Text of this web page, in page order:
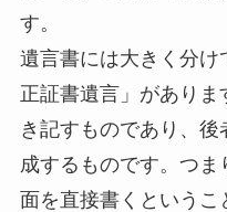
す。
遺言書には大きく分
正証書遺言」があり
き記すものであり、
成するものです。つ
面を直接書くという